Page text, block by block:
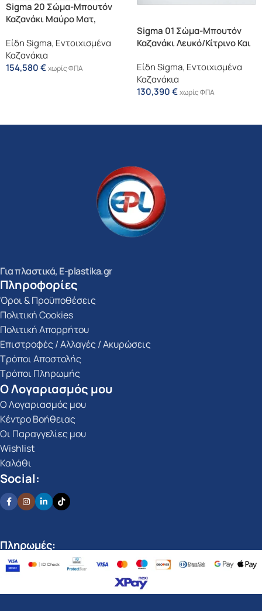
Sigma 20 Σώμα-Μπουτόν
Καζανάκι Μαύρο Ματ,
Γυαλιστερό
Είδη Sigma, Εντοιχισμένα
Καζανάκια
154,580€χωρίς ΦΠΑ
Sigma 01 Σώμα-Μπουτόν
Καζανάκι Λευκό/Κίτρινο Και
Είδη Sigma, Εντοιχισμένα
Καζανάκια
130,390€χωρίς ΦΠΑ
Για πλαστικά, E-plastika.gr
Πληροφορίες
Όροι & Προϋποθέσεις
Πολιτική Cookies
Πολιτική Απορρήτου
Επιστροφές / Αλλαγές / Ακυρώσεις
Τρόποι Αποστολής
Τρόποι Πληρωμής
Ο Λογαριασμός μου
Ο Λογαριασμός μου
Κέντρο Βοήθειας
Οι Παραγγελίες μου
Wishlist
Καλάθι
Social:
Πληρωμές: